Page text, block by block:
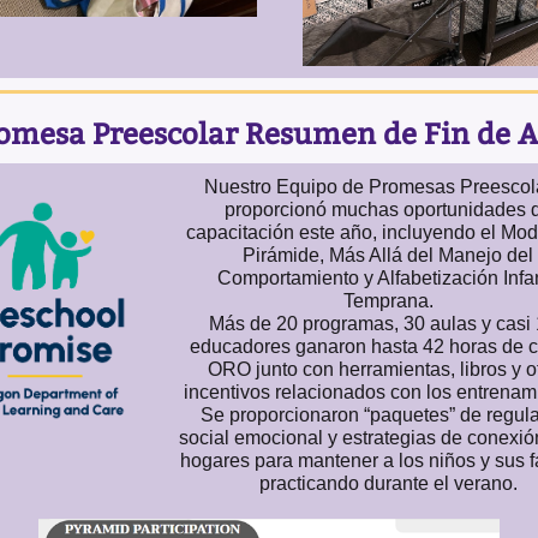
Preescolar Resumen de Fin de
Nuestro Equipo de Promesas
proporcionó muchas oportunidades
capacitación este año, incluyendo el
Pirámide, Más Allá del Manejo del
Comportamiento y Alfabetización
Temprana.
Más de 20 programas, 30 aulas y casi
educadores ganaron hasta 42 horas de
ORO junto con herramientas, libros y
incentivos relacionados con los
Se proporcionaron “paquetes” de
social emocional y estrategias de
hogares para mantener a los niños y sus
practicando durante el verano.